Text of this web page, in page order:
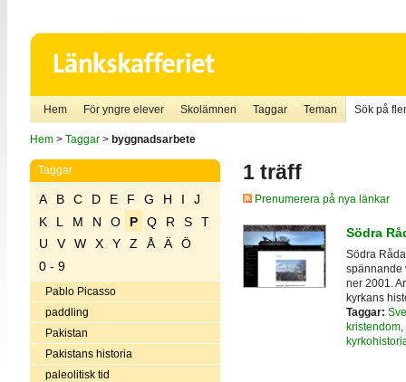
Hem För yngre elever Skolämnen Taggar Teman Sök på
Hem> Taggar> byggnadsarbete
Taggar
A B C D E F G H I
J
K
L M N O P Q R S
T
U
V W X Y Z Å Ä
Ö
0 - 9
Pablo Picasso
paddling
Pakistan
Pakistans historia
paleolitisk tid
1 träff
Prenumerera på nya länkar
Södra
Södra
spännande
ner 2001.
kyrkans
Taggar:
kristendom,